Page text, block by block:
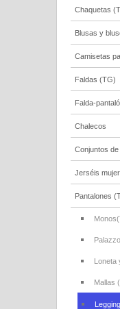
Chaquetas
Blusas y
Camisetas
Faldas (TG)
Falda-
Chalecos
Conjuntos
Jerséis
Pantalones
Loneta
Mallas